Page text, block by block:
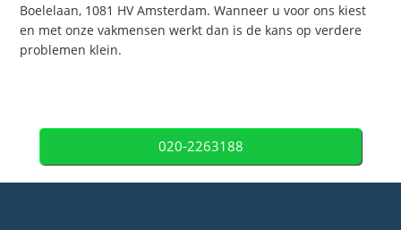
Boelelaan, 1081 HV Amsterdam. Wanneer u voor ons kiest
en met onze vakmensen werkt dan is de kans op verdere
problemen klein.
020-2263188